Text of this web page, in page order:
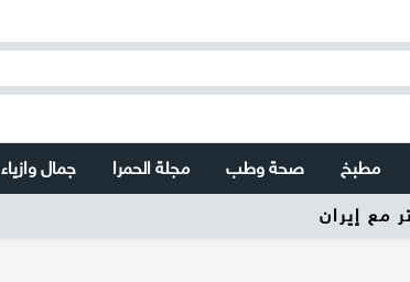
مطبخ صحة وطب مجلة الحمرا جمال وازياء
مع إيران